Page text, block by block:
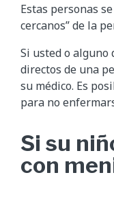
Estas personas
cercanos” de la
Si usted o alguno
directos de una
su médico. Es
para no
Si su
con